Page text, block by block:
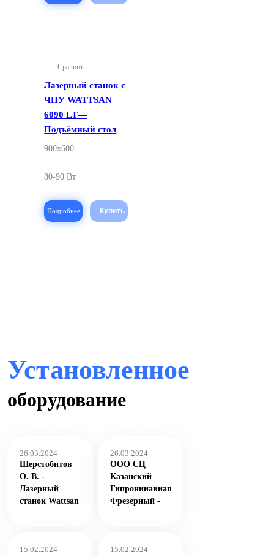
Сравнить
Лазерный станок с
ЧПУ WATTSAN
6090 LT—
Подъёмный стол
900x600
80-90 Вт
Подробнее
Установленное
оборудование
26.03.2024
Шерстобитов
О. В. -
Лазерный
станок Wattsan
26.03.2024
ООО СЦ
Казанский
Гипронииавиапром
Фрезерный -
15.02.2024
15.02.2024